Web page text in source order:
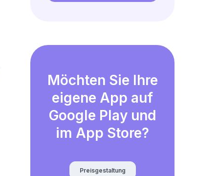
Möchten Sie Ihre
eigene App auf
Google Play und
im App Store?
Preisgestaltung